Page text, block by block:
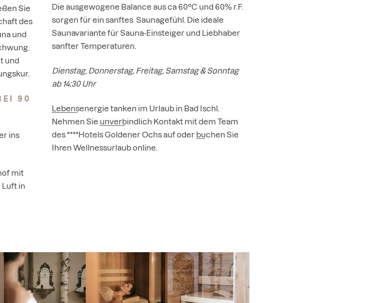
Sie
des
und
und
90
ins
mit
in
Die ausgewogene Balance aus ca 60°C und 60% r.F.
sorgen für ein sanftes Saunagefühl. Die ideale
Saunavariante für Sauna-Einsteiger und Liebhaber
sanfter Temperaturen.
Dienstag, Donnerstag, Freitag, Samstag & Sonntag
ab 14:30 Uhr
Lebensenergie tanken im Urlaub in Bad Ischl.
Nehmen Sie unverbindlich Kontakt mit dem Team
des ****Hotels Goldener Ochs auf oder buchen Sie
Ihren Wellnessurlaub online.